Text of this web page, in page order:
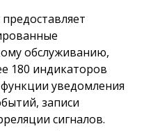
обслуживанию,
180 индикаторов
уведомления
записи
сигналов.